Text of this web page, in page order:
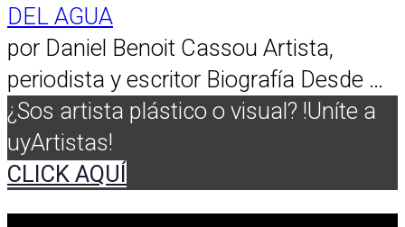
DEL AGUA
por Daniel Benoit Cassou Artista,
periodista y escritor Biografía Desde …
¿Sos artista plástico o visual? !Uníte a
uyArtistas!
CLICK AQUÍ